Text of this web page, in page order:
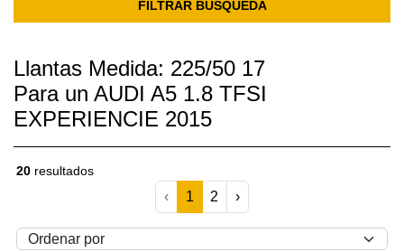
FILTRAR BUSQUEDA
Llantas Medida: 225/50 17
Para un AUDI A5 1.8 TFSI
EXPERIENCIE 2015
20 resultados
‹ 1 2 ›